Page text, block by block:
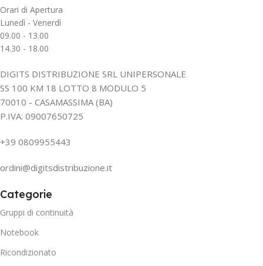
Orari di Apertura
Lunedì - Venerdì
09.00 - 13.00
14.30 - 18.00
DIGITS DISTRIBUZIONE SRL UNIPERSONALE
SS 100 KM 18 LOTTO 8 MODULO 5
70010 - CASAMASSIMA (BA)
P.IVA: 09007650725
+39 0809955443
ordini@digitsdistribuzione.it
Categorie
Gruppi di continuità
Notebook
Ricondizionato